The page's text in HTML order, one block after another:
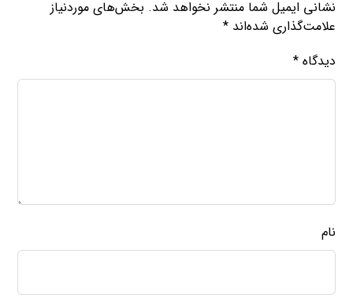
نشانی ایمیل شما منتشر نخواهد شد. بخش‌های موردنیاز
علامت‌گذاری شده‌اند*
دیدگاه*
نام